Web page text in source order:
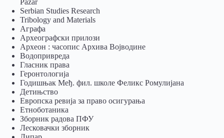
Serbian Studies Research
Tribology and Materials
Аграфа
Археографски прилози
Археон : часопис Архива Војводине
Водопривреда
Гласник права
Геронтологија
Годишњак Међ. фил. школе Феликс Ромулијана
Детињство
Европска ревија за право осигурања
Eтноботаника
Зборник радова ПФУ
Лесковачки зборник